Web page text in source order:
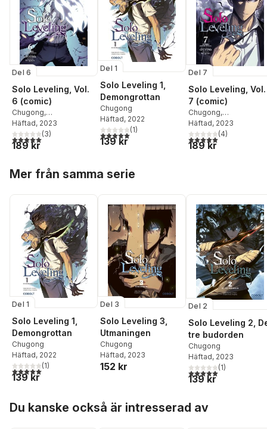
Del 6
Solo Leveling, Vol.
6 (comic)
Chugong,
DUBU(REDICE STUDIO)
H-Goon H-Goon
Young Im
Häftad, 2023
5,0utav 5 stjärnor. Totalt antal röster:
(3)
189 kr
Del 1
Solo Leveling 1,
Demongrottan
Chugong
Häftad, 2022
5,0utav 5 stjärnor. Totalt antal röster:
(1)
139 kr
Del 7
Solo Leveling, Vol.
7 (comic)
Chugong,
DUBU(REDICE
H-Goon H-Goon
Torres
Häftad, 2023
5,0utav 5 stjärnor.
(4)
189 kr
Mer från samma serie
Del 1
Solo Leveling 1,
Demongrottan
Chugong
Häftad, 2022
5,0utav 5 stjärnor. Totalt antal röster:
(1)
139 kr
Del 3
Solo Leveling 3,
Utmaningen
Chugong
Häftad, 2023
152 kr
Del 2
Solo Leveling 2,
tre budorden
Chugong
Häftad, 2023
5,0utav 5 stjärnor.
(1)
139 kr
Du kanske också är intresserad av